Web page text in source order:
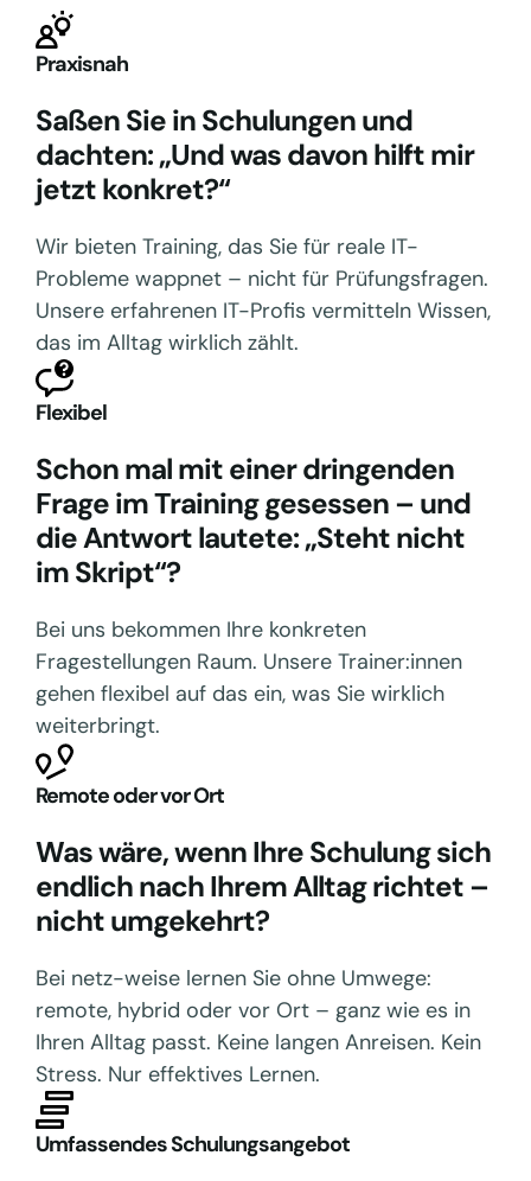
Praxisnah
Saßen Sie in Schulungen und
dachten: „Und was davon hilft mir
jetzt konkret?“
Wir bieten Training, das Sie für reale IT-
Probleme wappnet – nicht für Prüfungsfragen.
Unsere erfahrenen IT-Profis vermitteln Wissen,
das im Alltag wirklich zählt.
Flexibel
Schon mal mit einer dringenden
Frage im Training gesessen – und
die Antwort lautete: „Steht nicht
im Skript“?
Bei uns bekommen Ihre konkreten
Fragestellungen Raum. Unsere Trainer:innen
gehen flexibel auf das ein, was Sie wirklich
weiterbringt.
Remote oder vor Ort
Was wäre, wenn Ihre Schulung sich
endlich nach Ihrem Alltag richtet –
nicht umgekehrt?
Bei netz-weise lernen Sie ohne Umwege:
remote, hybrid oder vor Ort – ganz wie es in
Ihren Alltag passt. Keine langen Anreisen. Kein
Stress. Nur effektives Lernen.
Umfassendes Schulungsangebot